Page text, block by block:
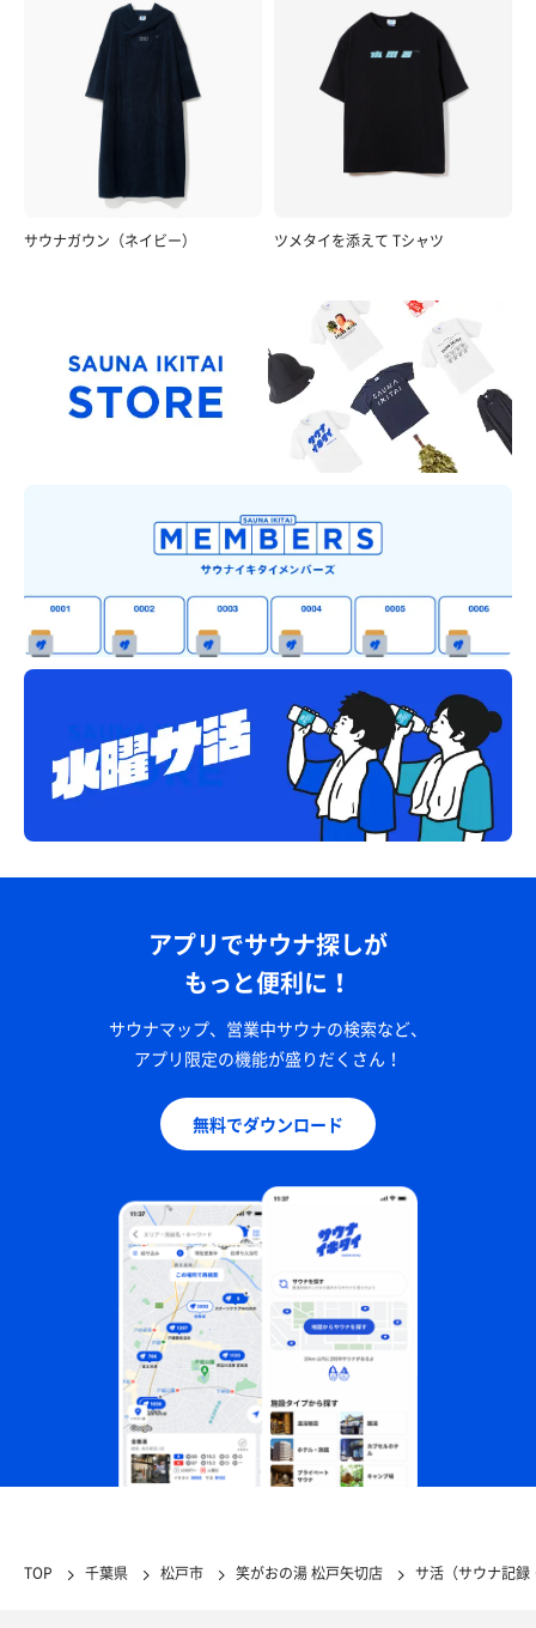
サウナガウン（ネイビー） ツメタイを添えて Tシャツ
アプリでサウナ探しが
もっと便利に！
サウナマップ、営業中サウナの検索など、
アプリ限定の機能が盛りだくさん！
無料でダウンロード
TOP 千葉県 松戸市 笑がおの湯 松戸矢切店 サ活（サウナ記録